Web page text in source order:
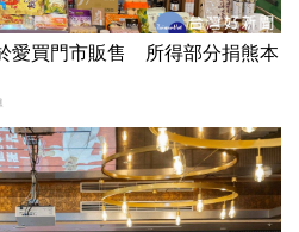
愛買門市販售 所得部分捐熊本